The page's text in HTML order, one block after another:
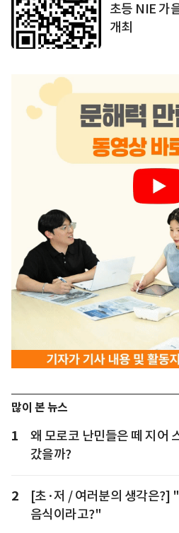
초등 NIE 가
개최
많이 본 뉴스
1
왜 모로코 난민들은 떼 지어
갔을까?
2
[초·저 / 여러분의 생각은?]
음식이라고?"